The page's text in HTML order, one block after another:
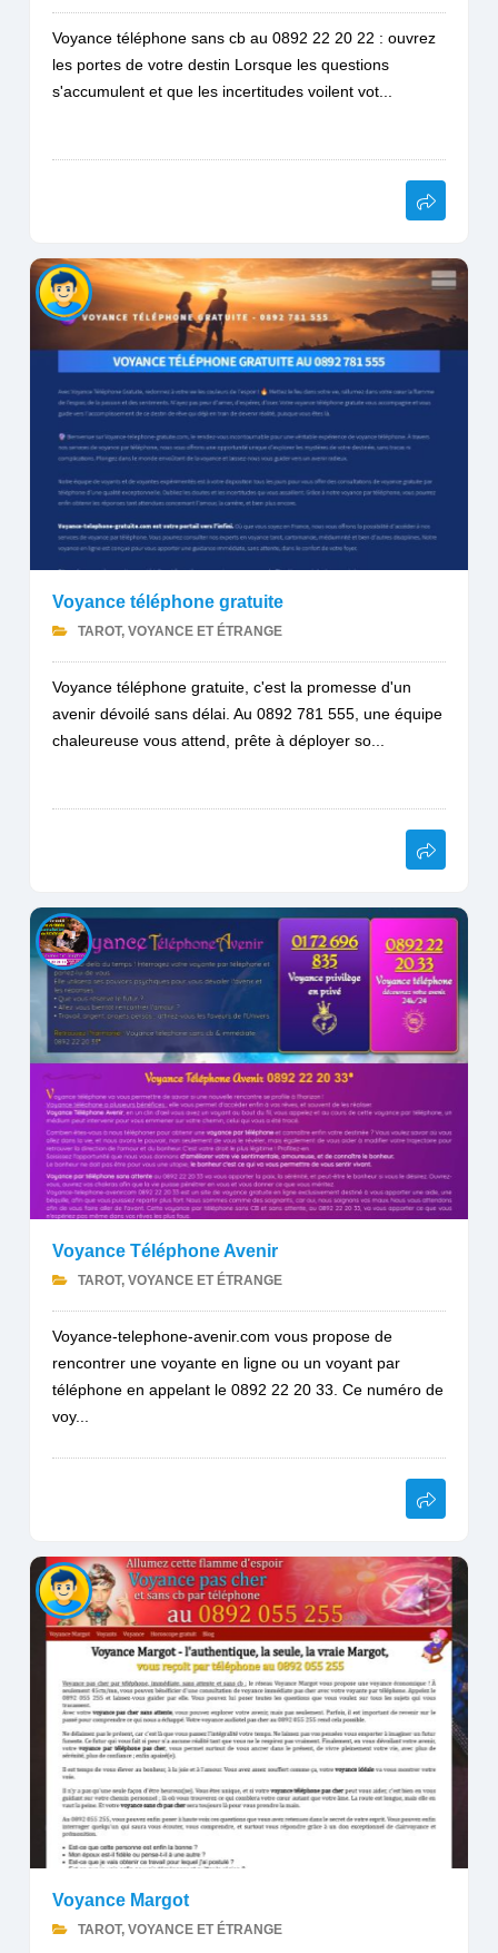
Voyance téléphone sans cb au 0892 22 20 22 : ouvrez
les portes de votre destin Lorsque les questions
s'accumulent et que les incertitudes voilent vot...
Voyance téléphone gratuite
TAROT, VOYANCE ET ÉTRANGE
Voyance téléphone gratuite, c'est la promesse d'un
avenir dévoilé sans délai. Au 0892 781 555, une équipe
chaleureuse vous attend, prête à déployer so...
Voyance Téléphone Avenir
TAROT, VOYANCE ET ÉTRANGE
Voyance-telephone-avenir.com vous propose de
rencontrer une voyante en ligne ou un voyant par
téléphone en appelant le 0892 22 20 33. Ce numéro de
voy...
Voyance Margot
TAROT, VOYANCE ET ÉTRANGE